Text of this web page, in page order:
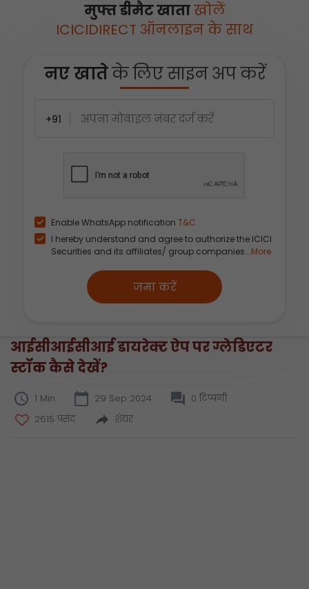
मुफ्त डीमैट खाताखोलें
ICICIDIRECT ऑनलाइन के साथ
नए खातेके लिए साइन अप करें
+91
Enable WhatsApp notification T&C
I hereby understand and agree to authorize the ICICI
Securities and its affiliates/ group companies...More
जमा करें
आईसीआईसीआई डायरेक्ट ऐप पर ग्लेडिएटर
स्टॉक कैसे देखें?
1 Min 29 Sep 2024
0 टिप्पणी
2615 पसंद
शेयर